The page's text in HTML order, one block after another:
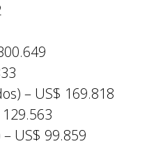
– US$ 169.818
US$ 99.859